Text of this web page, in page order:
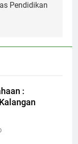
Pendidikan
: